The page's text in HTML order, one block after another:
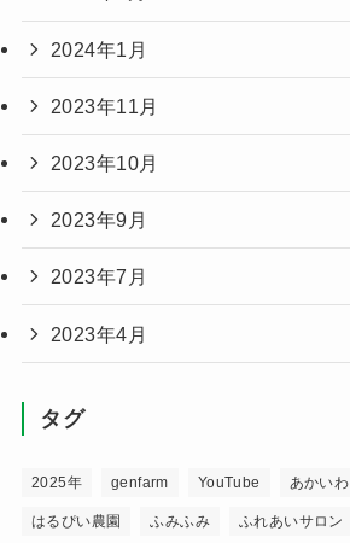
2024年1月
2023年11月
2023年10月
2023年9月
2023年7月
2023年4月
タグ
2025年 genfarm YouTube あかいわ
はるぴい農園 ふみふみ ふれあいサロン